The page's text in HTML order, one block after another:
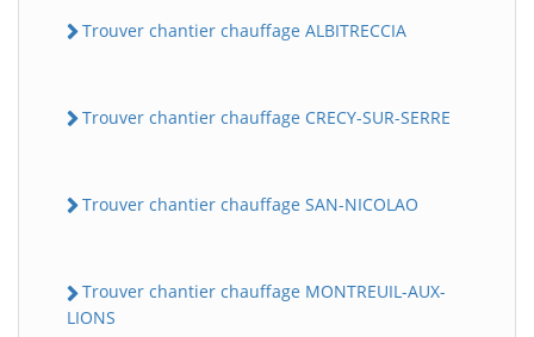
Trouver chantier chauffage ALBITRECCIA
Trouver chantier chauffage CRECY-SUR-SERRE
Trouver chantier chauffage SAN-NICOLAO
Trouver chantier chauffage MONTREUIL-AUX-
LIONS